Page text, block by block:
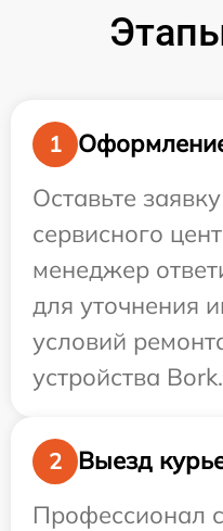
1
Оставьте
сервисного
менеджер
для уточнения
условий
устройства Bork.
2
Выезд
Профессионал